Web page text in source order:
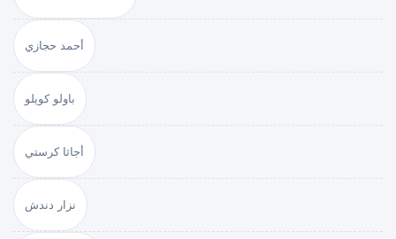
أحمد حجازي
باولو كويلو
أجاثا كرستي
نزار دندش